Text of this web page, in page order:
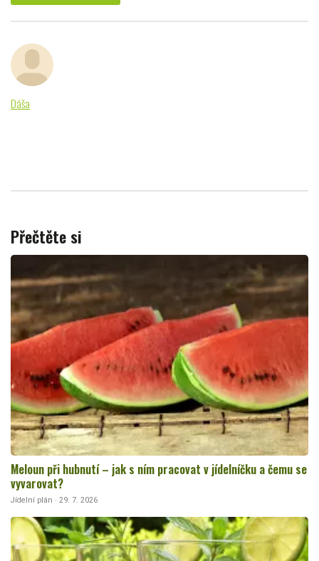
Dáša
Přečtěte si
Meloun při hubnutí – jak s ním pracovat v jídelníčku a čemu se
vyvarovat?
Jídelní plán · 29. 7. 2026